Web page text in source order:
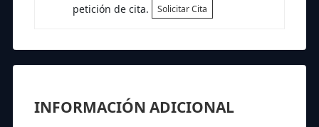
petición de cita.
Solicitar Cita
INFORMACIÓN ADICIONAL